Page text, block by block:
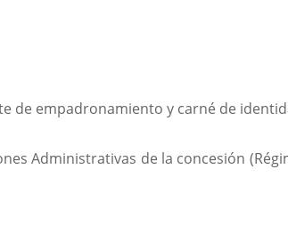
de empadronamiento y carné de
Administrativas de la concesión